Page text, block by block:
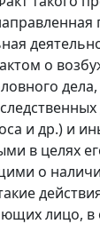
о
и др.) и
в целях
о
лицо,